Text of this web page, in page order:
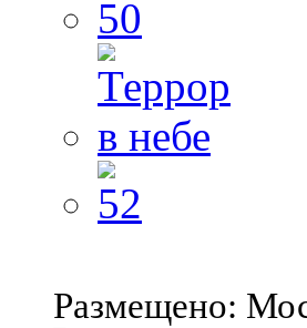
Размещено: